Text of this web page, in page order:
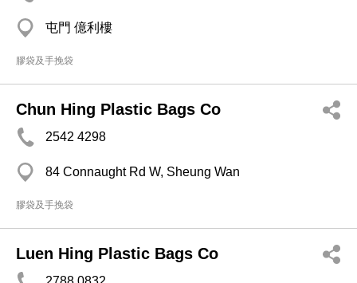
屯門 億利樓
膠袋及手挽袋
Chun Hing Plastic Bags Co
2542 4298
84 Connaught Rd W, Sheung Wan
膠袋及手挽袋
Luen Hing Plastic Bags Co